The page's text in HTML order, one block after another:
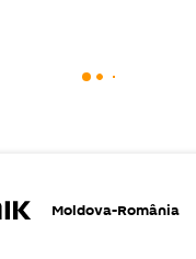
Moldova-România